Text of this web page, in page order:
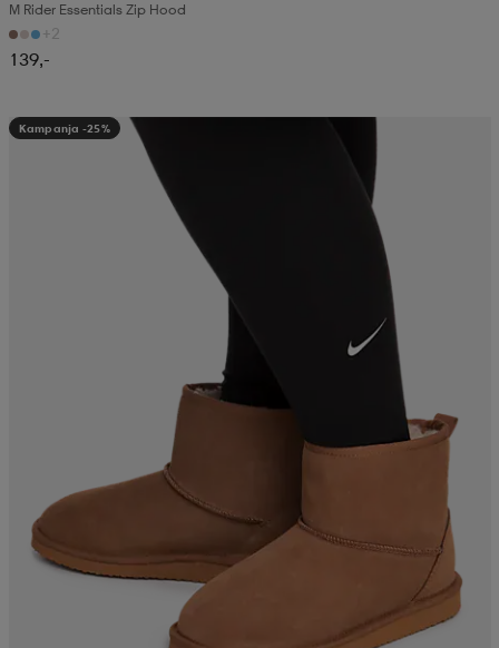
M Rider Essentials Zip Hood
+2
139,-
Kampanja -25%